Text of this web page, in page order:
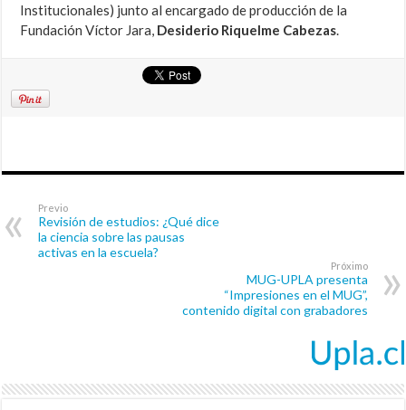
Institucionales) junto al encargado de producción de la
Fundación Víctor Jara, Desiderio Riquelme Cabezas.
Previo
Revisión de estudios: ¿Qué dice
la ciencia sobre las pausas
activas en la escuela?
Próximo
MUG-UPLA presenta
“Impresiones en el MUG”,
contenido digital con grabadores